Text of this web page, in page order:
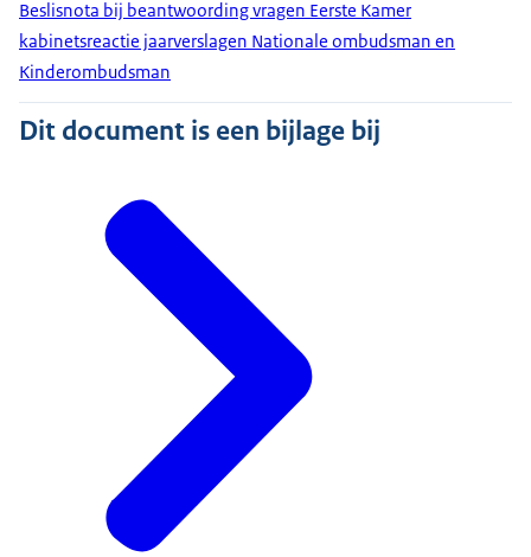
Beslisnota bij beantwoording vragen Eerste Kamer
kabinetsreactie jaarverslagen Nationale ombudsman en
Kinderombudsman
Dit document is een bijlage bij